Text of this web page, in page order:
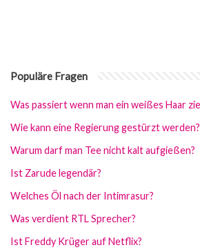
Populäre Fragen
Was passiert wenn man ein weißes Haar
Wie kann eine Regierung gestürzt werden?
Warum darf man Tee nicht kalt aufgießen?
Ist Zarude legendär?
Welches Öl nach der Intimrasur?
Was verdient RTL Sprecher?
Ist Freddy Krüger auf Netflix?